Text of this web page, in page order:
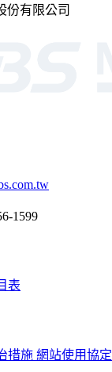
份有限公司
1599
表
措施 網站使用協定